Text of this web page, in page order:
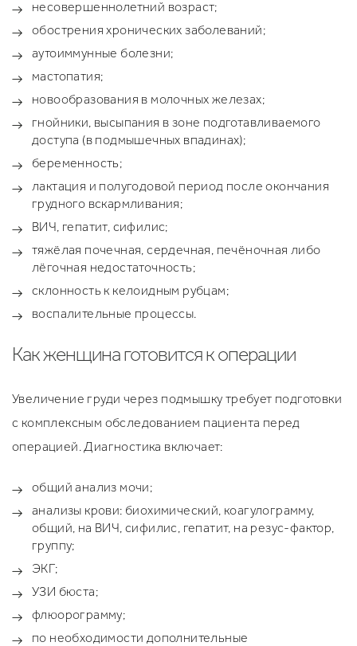
несовершеннолетний возраст;
обострения хронических заболеваний;
аутоиммунные болезни;
мастопатия;
новообразования в молочных железах;
гнойники, высыпания в зоне подготавливаемого
доступа (в подмышечных впадинах);
беременность;
лактация и полугодовой период после окончания
грудного вскармливания;
ВИЧ, гепатит, сифилис;
тяжёлая почечная, сердечная, печёночная либо
лёгочная недостаточность;
склонность к келоидным рубцам;
воспалительные процессы.
Как женщина готовится к операции
Увеличение груди через подмышку требует подготовки
с комплексным обследованием пациента перед
операцией. Диагностика включает:
общий анализ мочи;
анализы крови: биохимический, коагулограмму,
общий, на ВИЧ, сифилис, гепатит, на резус-фактор,
группу;
ЭКГ;
УЗИ бюста;
флюорограмму;
по необходимости дополнительные